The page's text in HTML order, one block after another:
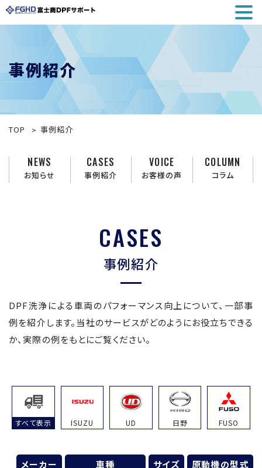
事例紹介
TOP 事例紹介
NEWS
お知らせ
CASES
事例紹介
VOICE
お客様の声
COLUMN
コラム
CASES
事例紹介
DPF洗浄による車両のパフォーマンス向上について、一部事
例を紹介します。 当社のサービスがどのようにお役立ちできる
か、実際の例をもとにご覧ください。
すべて表示 ISUZU UD 日野 FUSO
メーカー 車種 サイズ 原動機の型式